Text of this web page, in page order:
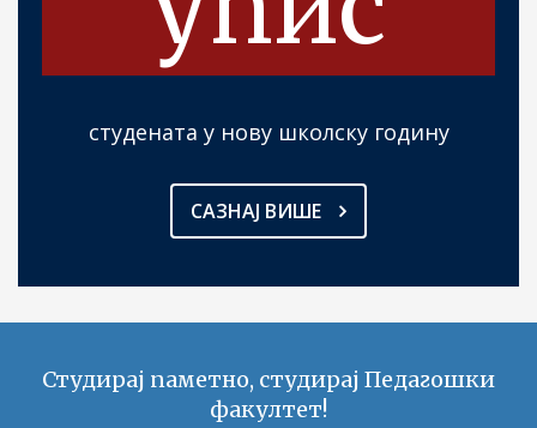
студената у нову школску годину
САЗНАЈ ВИШЕ
Студирај паметно, студирај Педагошки
факултет!